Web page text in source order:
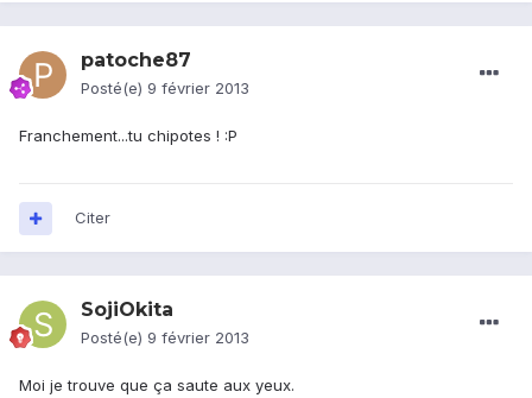
patoche87
Posté(e) 9 février 2013
Franchement...tu chipotes ! :P
Citer
SojiOkita
Posté(e) 9 février 2013
Moi je trouve que ça saute aux yeux.